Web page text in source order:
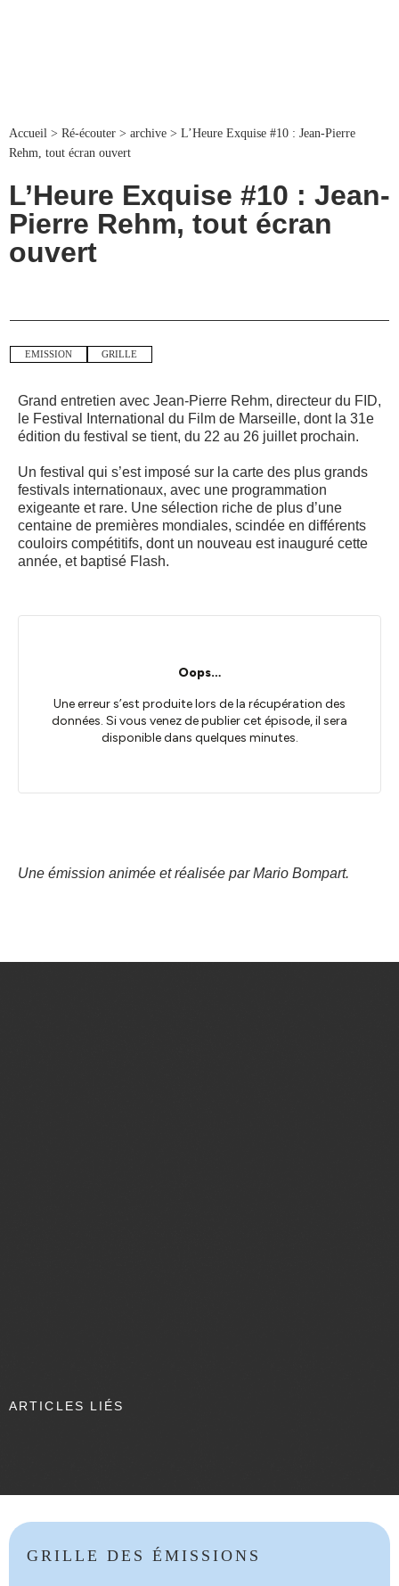
Accueil > Ré-écouter > archive > L’Heure Exquise #10 : Jean-Pierre
Rehm, tout écran ouvert
L’Heure Exquise #10 : Jean-
Pierre Rehm, tout écran
ouvert
Grand entretien avec Jean-Pierre Rehm, directeur du FID,
le Festival International du Film de Marseille, dont la 31e
édition du festival se tient, du 22 au 26 juillet prochain.
Un festival qui s’est imposé sur la carte des plus grands
festivals internationaux, avec une programmation
exigeante et rare. Une sélection riche de plus d’une
centaine de premières mondiales, scindée en différents
couloirs compétitifs, dont un nouveau est inauguré cette
année, et baptisé Flash.
Une émission animée et réalisée par Mario Bompart.
EMISSION GRILLE
ARTICLES LIÉS
GRILLE DES ÉMISSIONS